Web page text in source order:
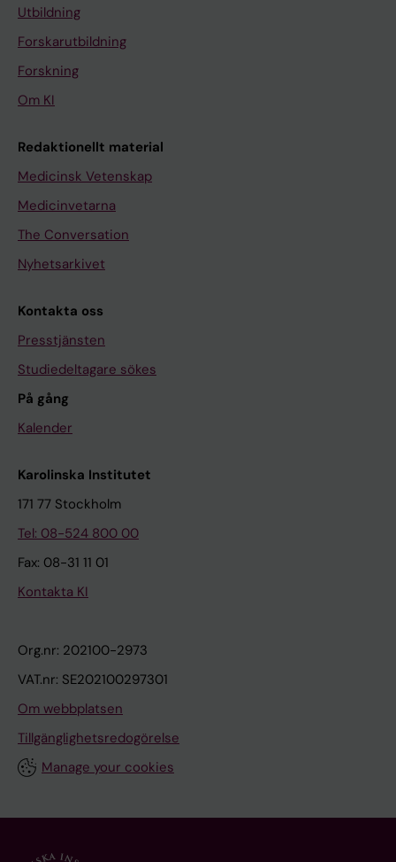
Utbildning
Forskarutbildning
Forskning
Om KI
Redaktionellt material
Medicinsk Vetenskap
Medicinvetarna
The Conversation
Nyhetsarkivet
Kontakta oss
Presstjänsten
Studiedeltagare sökes
På gång
Kalender
Karolinska Institutet
171 77 Stockholm
Tel: 08-524 800 00
Fax: 08-31 11 01
Kontakta KI
Org.nr: 202100-2973
VAT.nr: SE202100297301
Om webbplatsen
Tillgänglighetsredogörelse
Manage your cookies